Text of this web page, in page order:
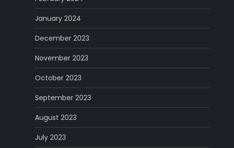
January 2024
December 2023
November 2023
October 2023
September 2023
August 2023
July 2023